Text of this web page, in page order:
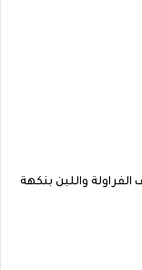
واللبن بنكهة